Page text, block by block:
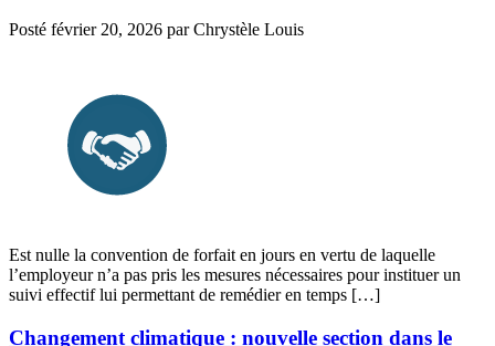
Posté février 20, 2026 par Chrystèle Louis
Est nulle la convention de forfait en jours en vertu de laquelle
l’employeur n’a pas pris les mesures nécessaires pour instituer un
suivi effectif lui permettant de remédier en temps […]
Changement climatique : nouvelle section dans le